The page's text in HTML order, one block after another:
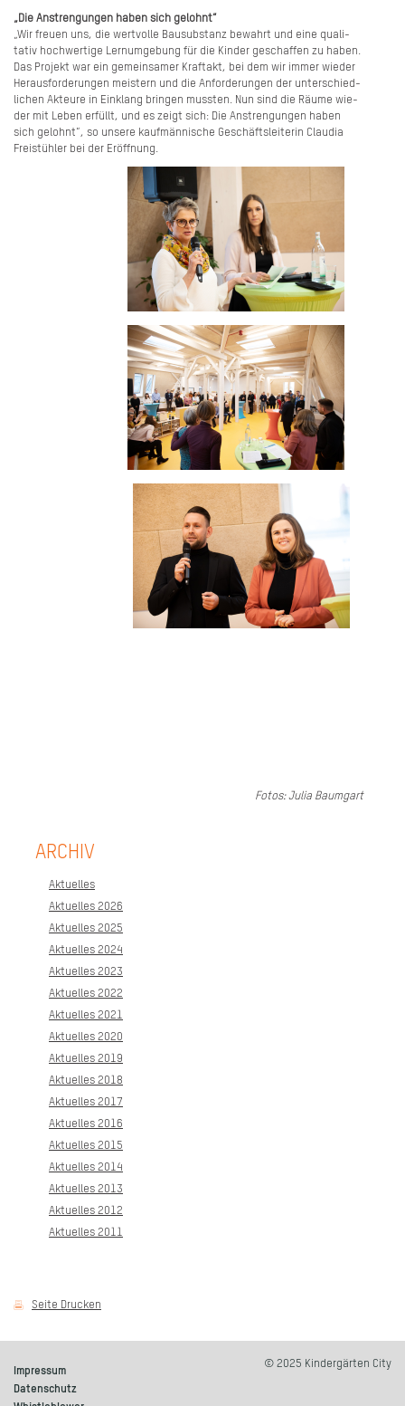
„Die Anstrengungen haben sich gelohnt“
„Wir freuen uns, die wertvolle Bausubstanz bewahrt und eine quali­
tativ hochwertige Lernumgebung für die Kinder geschaffen zu haben.
Das Projekt war ein gemeinsamer Kraftakt, bei dem wir immer wieder
Herausforderungen meistern und die Anforderungen der unterschied­
lichen Akteure in Einklang bringen mussten. Nun sind die Räume wie­
der mit Leben erfüllt, und es zeigt sich: Die Anstrengungen haben
sich gelohnt“, so unsere kaufmännische Geschäftsleiterin Claudia
Freistühler bei der Eröffnung.
Fotos: Julia Baumgart
ARCHIV
Aktuelles
Aktuelles 2026
Aktuelles 2025
Aktuelles 2024
Aktuelles 2023
Aktuelles 2022
Aktuelles 2021
Aktuelles 2020
Aktuelles 2019
Aktuelles 2018
Aktuelles 2017
Aktuelles 2016
Aktuelles 2015
Aktuelles 2014
Aktuelles 2013
Aktuelles 2012
Aktuelles 2011
Seite Drucken
Impressum
Datenschutz
© 2025 Kindergärten City